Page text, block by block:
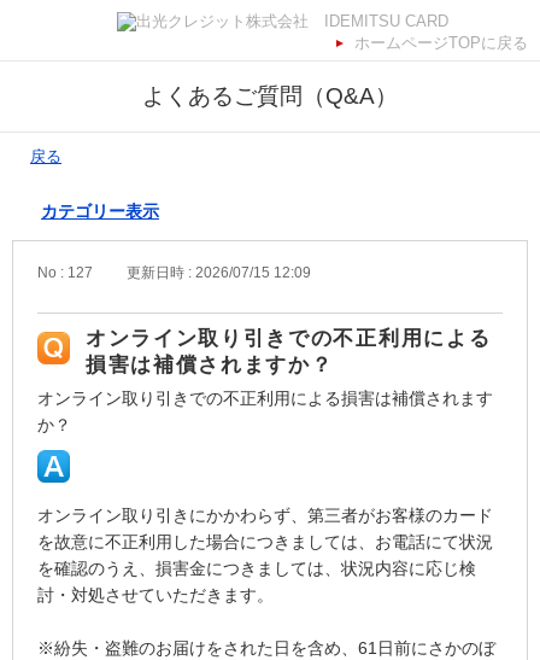
ホームページTOPに戻る
よくあるご質問（Q&A）
戻る
カテゴリー表示
No : 127 更新日時 : 2026/07/15 12:09
オンライン取り引きでの不正利用による
損害は補償されますか？
オンライン取り引きでの不正利用による損害は補償されます
か？
オンライン取り引きにかかわらず、第三者がお客様のカード
を故意に不正利用した場合につきましては、お電話にて状況
を確認のうえ、損害金につきましては、状況内容に応じ検
討・対処させていただきます。
※紛失・盗難のお届けをされた日を含め、61日前にさかのぼ